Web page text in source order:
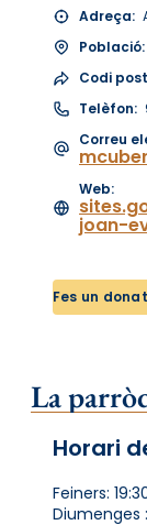
Adreça:
Població:
Codi
Telèfon:
Correu
Web:
joan-
Fes un
La
Horari
Feiners:
Diumenges